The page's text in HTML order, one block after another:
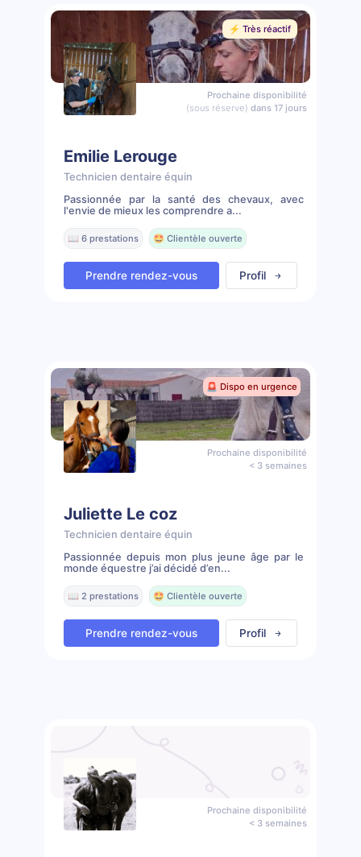
⚡️ Très réactif
Prochaine disponibilité
(sous réserve) dans 17 jours
Emilie Lerouge
Technicien dentaire équin
Passionnée par la santé des chevaux, avec
l'envie de mieux les comprendre a...
📖 6 prestations 🤩 Clientèle ouverte
Prendre rendez-vous Profil
🚨 Dispo en urgence
Prochaine disponibilité
< 3 semaines
Juliette Le coz
Technicien dentaire équin
Passionnée depuis mon plus jeune âge par le
monde équestre j’ai décidé d’en...
📖 2 prestations 🤩 Clientèle ouverte
Prendre rendez-vous Profil
Prochaine disponibilité
< 3 semaines